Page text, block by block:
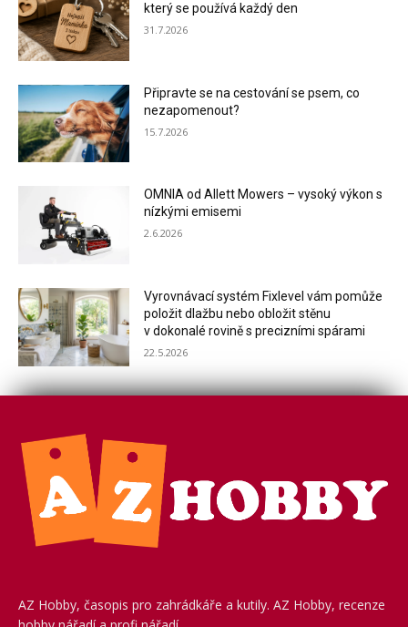
který se používá každý den
31.7.2026
Připravte se na cestování se psem, co
nezapomenout?
15.7.2026
OMNIA od Allett Mowers – vysoký výkon s
nízkými emisemi
2.6.2026
Vyrovnávací systém Fixlevel vám pomůže
položit dlažbu nebo obložit stěnu
v dokonalé rovině s precizními spárami
22.5.2026
AZ Hobby, časopis pro zahrádkáře a kutily. AZ Hobby, recenze